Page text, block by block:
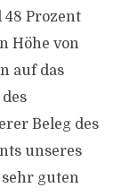
Prozent
Höhe von
auf das
Beleg des
unseres
guten